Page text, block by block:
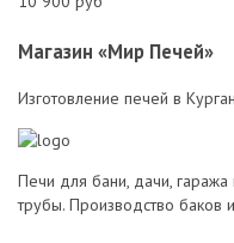
Магазин «Мир Печей»
Изготовление печей в
Печи для бани, дачи,
трубы. Производство баков